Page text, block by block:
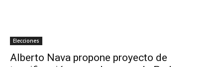
Elecciones
Alberto Nava propone proyecto de